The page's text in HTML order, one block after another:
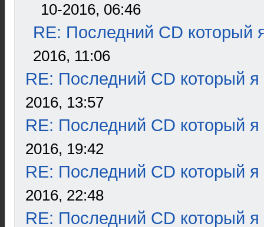
10-2016, 06:46
RE: Последний CD который
2016, 11:06
RE: Последний CD который я
2016, 13:57
RE: Последний CD который я
2016, 19:42
RE: Последний CD который я
2016, 22:48
RE: Последний CD который я